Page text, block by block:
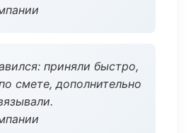
приняли быстро,
смете, дополнительно